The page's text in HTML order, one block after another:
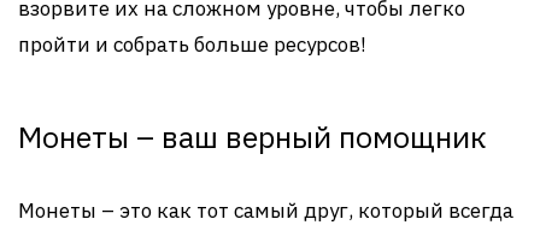
взорвите их на сложном уровне, чтобы легко
пройти и собрать больше ресурсов!
Монеты – ваш верный помощник
Монеты – это как тот самый друг, который всегда